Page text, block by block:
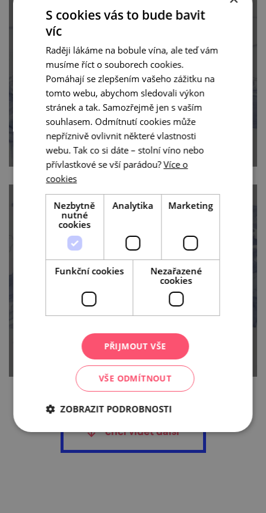
Keramika a kamenina na
Letovicku a Kunštácku
5 minut čtení
Hroznová koza
5 minut čtení
chci vidět další
S cookies vás to bude bavit
víc
Raději lákáme na bobule vína, ale teď vám
musíme říct o souborech cookies.
Pomáhají se zlepšením vašeho zážitku na
tomto webu, abychom sledovali výkon
stránek a tak. Samozřejmě jen s vaším
souhlasem. Odmítnutí cookies může
nepříznivě ovlivnit některé vlastnosti
webu. Tak co si dáte – stolní víno nebo
přívlastkové se vší parádou?Více o
cookies
Nezbytně
nutné
cookies
Analytika Marketing
Funkční cookies
Nezařazené
cookies
PŘIJMOUT VŠE
VŠE ODMÍTNOUT
ZOBRAZIT PODROBNOSTI